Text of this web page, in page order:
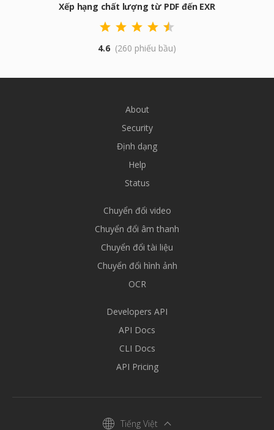
Xếp hạng chất lượng từ PDF đến EXR
4.6 (260 phiếu bầu)
About
Security
Định dạng
Help
Status
Chuyển đổi video
Chuyển đổi âm thanh
Chuyển đổi tài liệu
Chuyển đổi hình ảnh
OCR
Developers API
API Docs
CLI Docs
API Pricing
Tiếng Việt